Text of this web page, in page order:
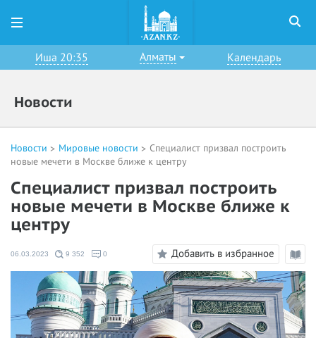
Иша 20:35 Алматы Календарь
Новости
Новости Мировые новости
Специалист призвал построить
новые мечети в Москве ближе к центру
Специалист призвал построить
новые мечети в Москве ближе к
центру
06.03.2023 9 352 0
Добавить в избранное